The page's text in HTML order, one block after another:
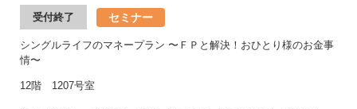
受付終了 セミナー
シングルライフのマネープラン 〜ＦＰと解決！おひとり様のお金事
情〜
12階 1207号室